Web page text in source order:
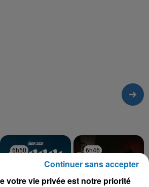
6h50
6h50 6h46
6h46
votre vie privée est notre priorité
Continuer sans accepter